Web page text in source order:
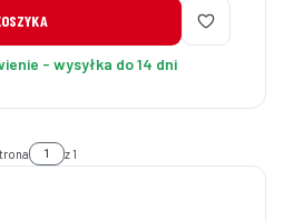
- wysyłka do 14 dni
z 1